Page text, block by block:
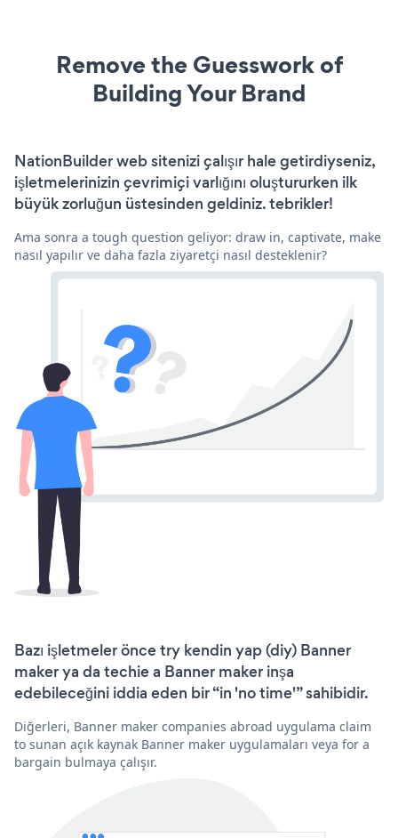
Remove the Guesswork of
Building Your Brand
NationBuilder web sitenizi çalışır hale getirdiyseniz,
işletmelerinizin çevrimiçi varlığını oluştururken ilk
büyük zorluğun üstesinden geldiniz. tebrikler!
Ama sonra a tough question geliyor: draw in, captivate, make
nasıl yapılır ve daha fazla ziyaretçi nasıl desteklenir?
Bazı işletmeler önce try kendin yap (diy) Banner
maker ya da techie a Banner maker inşa
edebileceğini iddia eden bir “in 'no time'” sahibidir.
Diğerleri, Banner maker companies abroad uygulama claim
to sunan açık kaynak Banner maker uygulamaları veya for a
bargain bulmaya çalışır.